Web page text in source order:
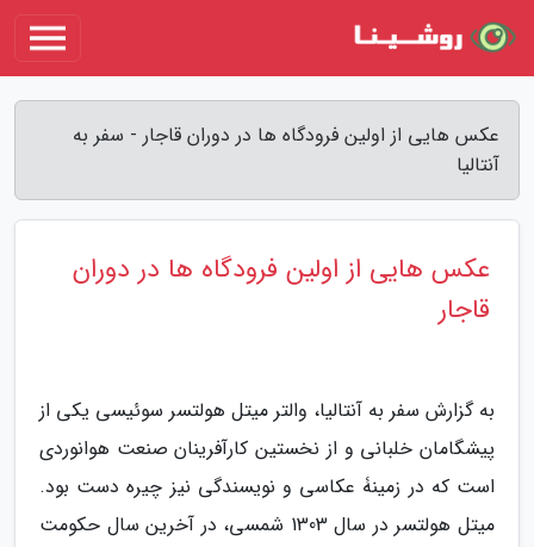
عکس هایی از اولین فرودگاه ها در دوران قاجار - سفر به
آنتالیا
عکس هایی از اولین فرودگاه ها در دوران
قاجار
به گزارش سفر به آنتالیا، والتر میتل هولتسر سوئیسی یکی از
پیشگامان خلبانی و از نخستین کارآفرینان صنعت هوانوردی
است که در زمینۀ عکاسی و نویسندگی نیز چیره دست بود.
میتل هولتسر در سال 1303 شمسی، در آخرین سال حکومت